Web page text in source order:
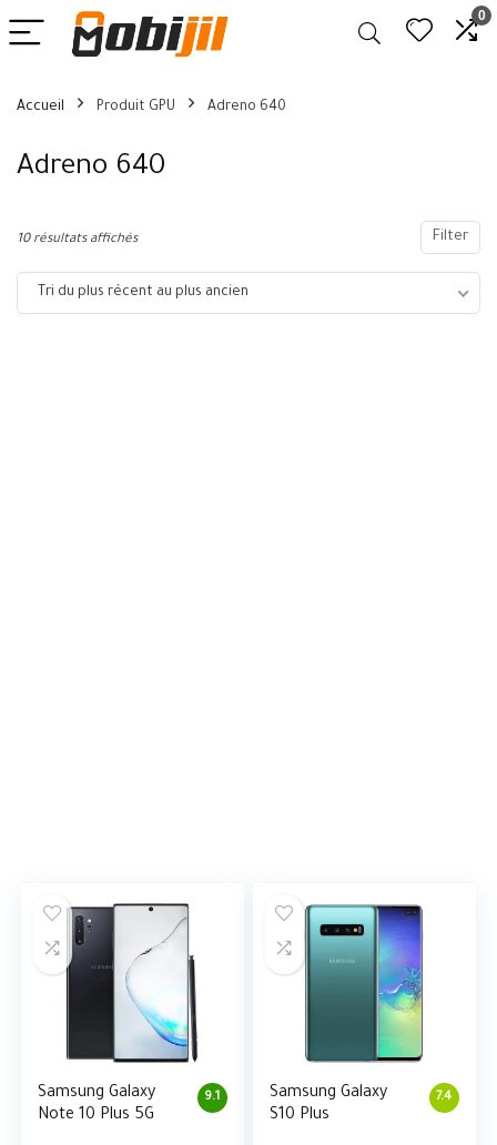
0
Accueil Produit GPU Adreno 640
Adreno 640
Filter
10 résultats affichés
Tri du plus récent au plus ancien
9.1
Samsung Galaxy
Note 10 Plus 5G
7.4
Samsung Galaxy
S10 Plus